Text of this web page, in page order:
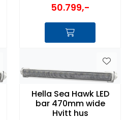
50.799,-
Hella Sea Hawk LED
bar 470mm wide
Hvitt hus